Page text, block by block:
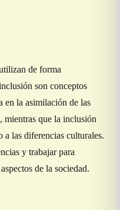
de forma
son conceptos
en la asimilación de las
mientras que la inclusión
a las diferencias culturales.
y trabajar para
de la sociedad.